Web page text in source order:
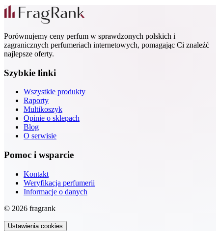
Porównujemy ceny perfum w sprawdzonych polskich i
zagranicznych perfumeriach internetowych, pomagając Ci znaleźć
najlepsze oferty.
Szybkie linki
Wszystkie produkty
Raporty
Multikoszyk
Opinie o sklepach
Blog
O serwisie
Pomoc i wsparcie
Kontakt
Weryfikacja perfumerii
Informacje o danych
© 2026 fragrank
Ustawienia cookies